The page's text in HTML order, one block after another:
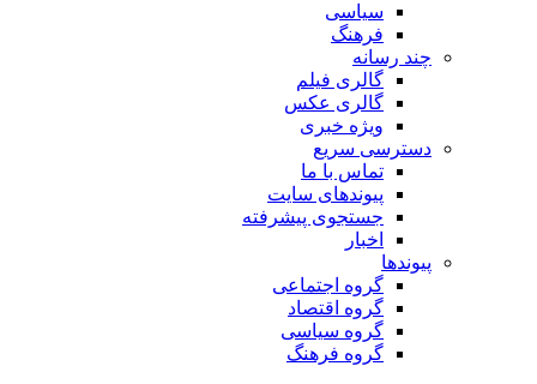
سیاسی
فرهنگ
چند رسانه
گالری فیلم
گالری عکس
ویژه خبری
دسترسی سریع
تماس با ما
پیوندهای سایت
جستجوی پیشرفته
اخبار
پیوندها
گروه اجتماعی
گروه اقتصاد
گروه سیاسی
گروه فرهنگ